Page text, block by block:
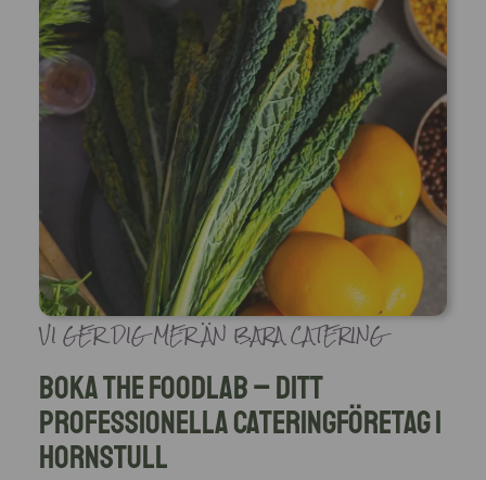
VI GER DIG MER ÄN BARA CATERING
Boka The Foodlab – Ditt
professionella cateringföretag i
Hornstull